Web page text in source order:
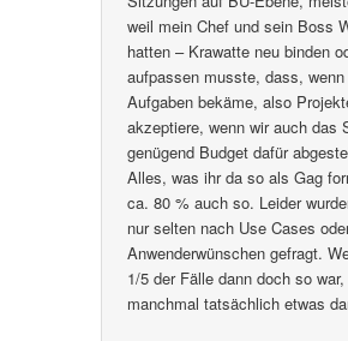
weil mein Chef und sein Boss
hatten – Krawatte neu binden
aufpassen musste, dass,
Aufgaben bekäme, also
akzeptiere, wenn wir auch das
genügend Budget dafür
Alles, was ihr da so als Gag
ca. 80 % auch so. Leider
nur selten nach Use Cases
Anwenderwünschen gefragt.
1/5 der Fälle dann doch so
manchmal tatsächlich etwas